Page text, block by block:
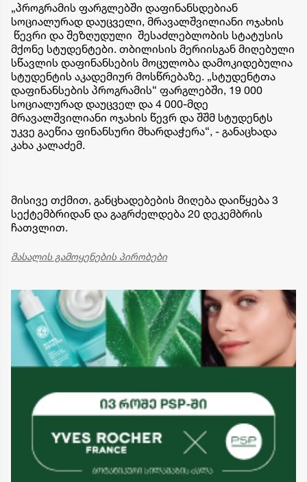
„პროგრამის ფარგლებში დაფინანსდებიან
სოციალურად დაუცველი, მრავალშვილიანი ოჯახის
წევრი და შეზღუდული შესაძლებლობის სტატუსის
მქონე სტუდენტები. თბილისის მერიისგან მიღებული
სწავლის დაფინანსების მოცულობა დამოკიდებულია
სტუდენტის აკადემიურ მოსწრებაზე. „სტუდენტთა
დაფინანსების პროგრამის“ ფარგლებში, 19 000
სოციალურად დაუცველ და 4 000-მდე
მრავალშვილიანი ოჯახის წევრ და შშმ სტუდენტს
უკვე გაეწია ფინანსური მხარდაჭერა“, - განაცხადა
კახა კალაძემ.
მისივე თქმით, განცხადებების მიღება დაიწყება 3
სექტემბრიდან და გაგრძელდება 20 დეკემბრის
ჩათვლით.
მასალის გამოყენების პირობები